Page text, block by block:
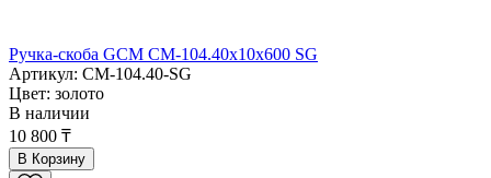
Ручка-скоба GCM CM-104.40x10x600 SG
Артикул: CM-104.40-SG
Цвет: золото
В наличии
10 800 ₸
В Корзину